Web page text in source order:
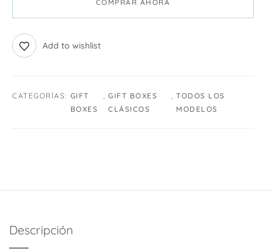
COMPRAR AHORA
Add to wishlist
CATEGORÍAS: GIFT
BOXES
, GIFT BOXES
CLÁSICOS
, TODOS LOS
MODELOS
Descripción